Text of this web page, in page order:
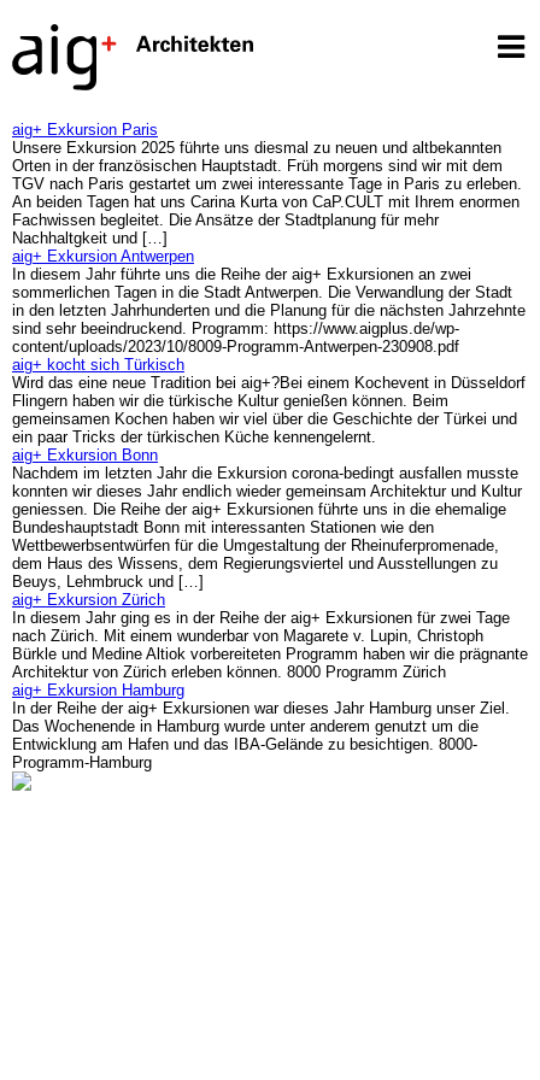
aig+ Exkursion Paris
Unsere Exkursion 2025 führte uns diesmal zu neuen und altbekannten
Orten in der französischen Hauptstadt. Früh morgens sind wir mit dem
TGV nach Paris gestartet um zwei interessante Tage in Paris zu erleben.
An beiden Tagen hat uns Carina Kurta von CaP.CULT mit Ihrem enormen
Fachwissen begleitet. Die Ansätze der Stadtplanung für mehr
Nachhaltgkeit und […]
aig+ Exkursion Antwerpen
In diesem Jahr führte uns die Reihe der aig+ Exkursionen an zwei
sommerlichen Tagen in die Stadt Antwerpen. Die Verwandlung der Stadt
in den letzten Jahrhunderten und die Planung für die nächsten Jahrzehnte
sind sehr beeindruckend. Programm: https://www.aigplus.de/wp-
content/uploads/2023/10/8009-Programm-Antwerpen-230908.pdf
aig+ kocht sich Türkisch
Wird das eine neue Tradition bei aig+?Bei einem Kochevent in Düsseldorf
Flingern haben wir die türkische Kultur genießen können. Beim
gemeinsamen Kochen haben wir viel über die Geschichte der Türkei und
ein paar Tricks der türkischen Küche kennengelernt.
aig+ Exkursion Bonn
Nachdem im letzten Jahr die Exkursion corona-bedingt ausfallen musste
konnten wir dieses Jahr endlich wieder gemeinsam Architektur und Kultur
geniessen. Die Reihe der aig+ Exkursionen führte uns in die ehemalige
Bundeshauptstadt Bonn mit interessanten Stationen wie den
Wettbewerbsentwürfen für die Umgestaltung der Rheinuferpromenade,
dem Haus des Wissens, dem Regierungsviertel und Ausstellungen zu
Beuys, Lehmbruck und […]
aig+ Exkursion Zürich
In diesem Jahr ging es in der Reihe der aig+ Exkursionen für zwei Tage
nach Zürich. Mit einem wunderbar von Magarete v. Lupin, Christoph
Bürkle und Medine Altiok vorbereiteten Programm haben wir die prägnante
Architektur von Zürich erleben können. 8000 Programm Zürich
aig+ Exkursion Hamburg
In der Reihe der aig+ Exkursionen war dieses Jahr Hamburg unser Ziel.
Das Wochenende in Hamburg wurde unter anderem genutzt um die
Entwicklung am Hafen und das IBA-Gelände zu besichtigen. 8000-
Programm-Hamburg